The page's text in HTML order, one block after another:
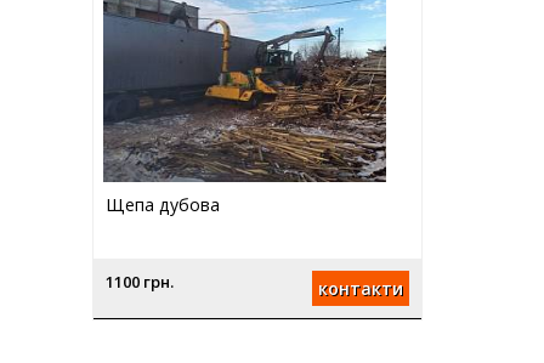
Щепа дубова
1100 грн. контакти